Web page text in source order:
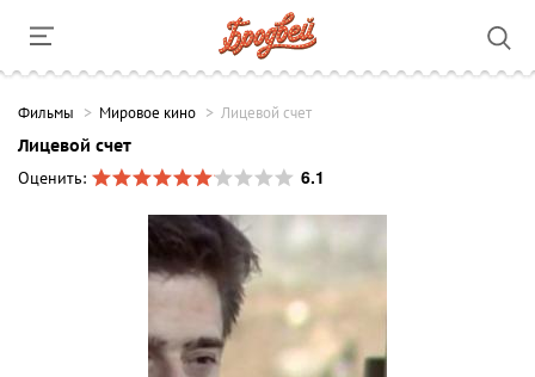
Фильмы Мировое кино Лицевой счет
Лицевой счет
Оценить:
6.1